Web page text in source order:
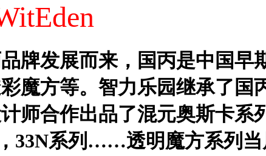
牌发展而来，国丙是中国早
魔方等。智力乐园继承了国
师合作出品了混元奥斯卡系
33N系列……透明魔方系列